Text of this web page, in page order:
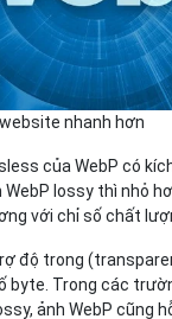
nhanh hơn
của WebP có
WebP lossy thì nhỏ
với chỉ số chất
độ trong
byte. Trong các
ảnh WebP cũng